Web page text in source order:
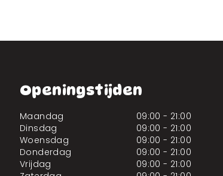
Openingstijden
Maandag
09:00 - 21:00
Dinsdag
09:00 - 21:00
Woensdag
09:00 - 21:00
Donderdag
09:00 - 21:00
Vrijdag
09:00 - 21:00